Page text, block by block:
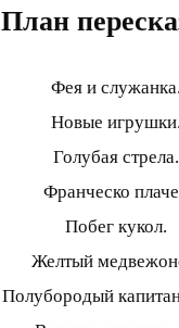
План
Фея и служанка.
Новые игрушки.
Голубая стрела.
Франческо
Побег кукол.
Желтый
Полубородый